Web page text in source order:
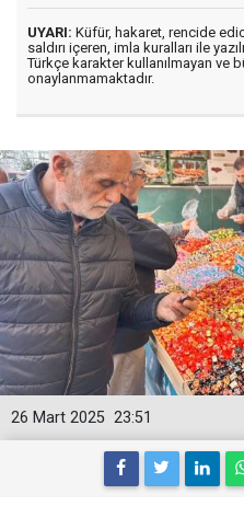
UYARI: Küfür, hakaret, rencide
saldırı içeren, imla kuralları ile
Türkçe karakter kullanılmayan ve
onaylanmamaktadır.
23:51
26 Mart 2025